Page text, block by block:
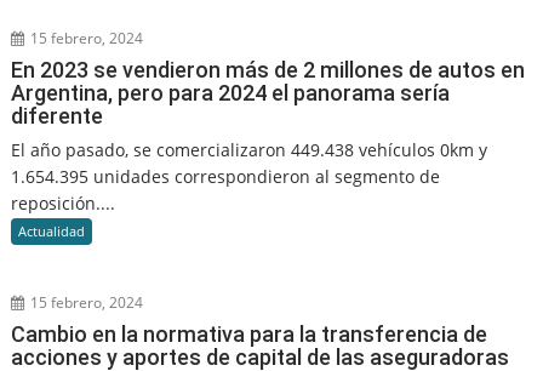
15 febrero, 2024
En 2023 se vendieron más de 2 millones de autos en
Argentina, pero para 2024 el panorama sería
diferente
El año pasado, se comercializaron 449.438 vehículos 0km y
1.654.395 unidades correspondieron al segmento de
reposición....
Actualidad
15 febrero, 2024
Cambio en la normativa para la transferencia de
acciones y aportes de capital de las aseguradoras